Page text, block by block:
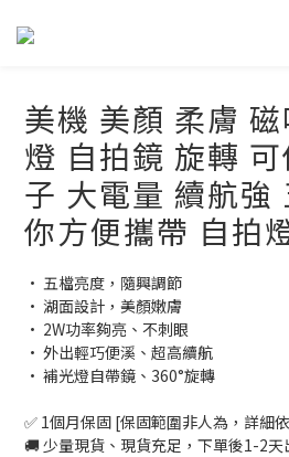
美機 美顏 柔膚
燈 自拍鏡 旋轉
子 大電量 續航強
你方便攜帶 自拍
• 五檔亮度，隨興調節
• 湖面設計，美顏嫩膚
• 2W功率夠亮、不刺眼
• 外出輕巧便溪、超高續航
• 補光燈自帶鏡、360°旋轉
✅ 1個月保固 [保固範圍非人為，詳細
🚚 少量現貨、現貨充足，下單後1-2天